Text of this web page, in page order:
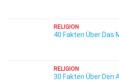
RELIGION
40 Fakten Über Das
RELIGION
30 Fakten Über Den